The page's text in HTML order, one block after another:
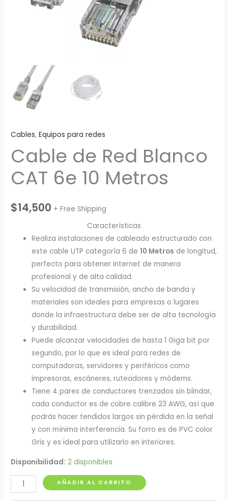
Cables,Equipos para redes
Cable de Red Blanco
CAT 6e 10 Metros
$14,500 + Free Shipping
Características
Realiza instalaciones de cableado estructurado con
este cable UTP categoría 6 de10 Metros de longitud,
perfecto para obtener internet de manera
profesional y de alta calidad.
Su velocidad de transmisión, ancho de banda y
materiales son ideales para empresas o lugares
donde la infraestructura debe ser de alta tecnología
y durabilidad.
Puede alcanzar velocidades de hasta 1 Giga bit por
segundo, por lo que es ideal para redes de
computadoras, servidores y periféricos como
impresoras, escáneres, ruteadores y módems.
Tiene 4 pares de conductores trenzados sin blindar,
cada conductor es de cobre calibre 23 AWG, así que
podrás hacer tendidos largos sin pérdida en la señal
y con mínima interferencia. Su forro es de PVC color
Gris y es ideal para utilizarlo en interiores.
Disponibilidad: 2 disponibles
Cable
de
AÑADIR AL CARRITO